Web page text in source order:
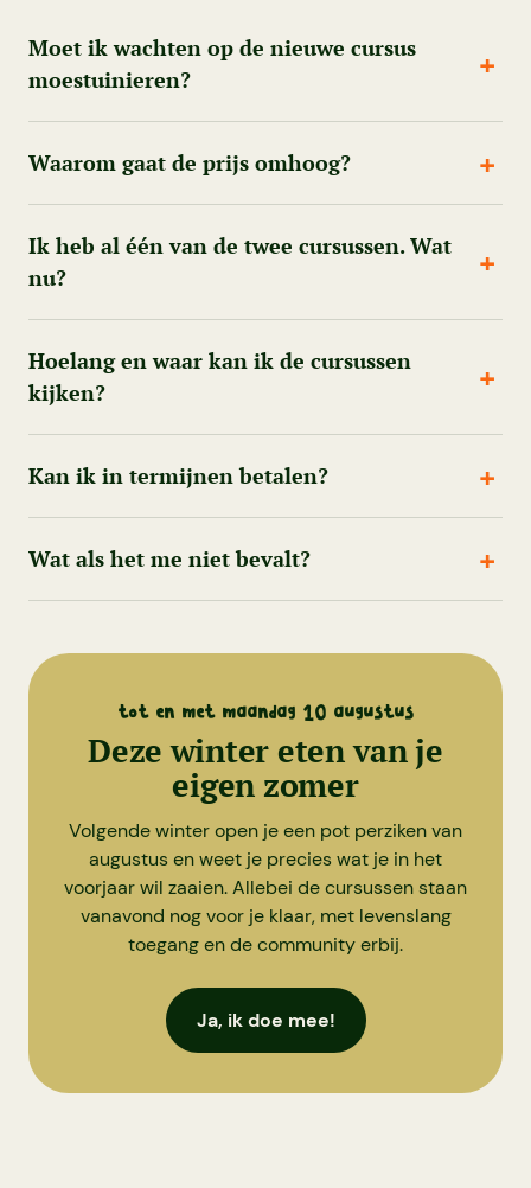
Moet ik wachten op de nieuwe cursus
moestuinieren?
Waarom gaat de prijs omhoog?
Ik heb al één van de twee cursussen. Wat
nu?
Hoelang en waar kan ik de cursussen
kijken?
Kan ik in termijnen betalen?
Wat als het me niet bevalt?
tot en met maandag 10 augustus
Deze winter eten van je
eigen zomer
Volgende winter open je een pot perziken van
augustus en weet je precies wat je in het
voorjaar wil zaaien. Allebei de cursussen staan
vanavond nog voor je klaar, met levenslang
toegang en de community erbij.
Ja, ik doe mee!